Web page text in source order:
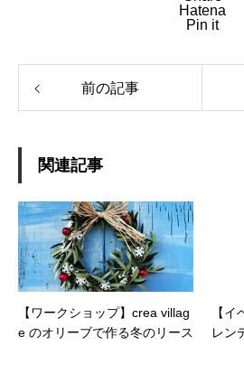
Hatena
Pin it
前の記事
関連記事
【ワークショップ】crea villag
e のオリーブで作る冬のリース
【
レン